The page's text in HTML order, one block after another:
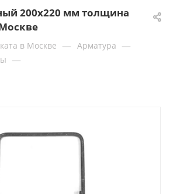
200х220 мм толщина
в Москве — Арматура —
—